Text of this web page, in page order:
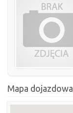
Mapa dojazdowa